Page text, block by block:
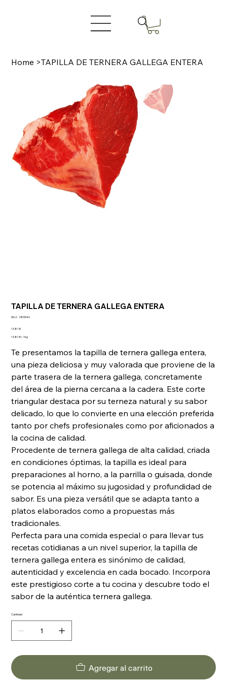
Home >TAPILLA DE TERNERA GALLEGA ENTERA
TAPILLA DE TERNERA GALLEGA ENTERA
SKU: SKU
085540
Precio
13,81 €
13,81 €
Kilogramos
13,81 € / 1kg
Te presentamos la tapilla de ternera gallega entera,
una pieza deliciosa y muy valorada que proviene de la
parte trasera de la ternera gallega, concretamente
del área de la pierna cercana a la cadera. Este corte
triangular destaca por su terneza natural y su sabor
delicado, lo que lo convierte en una elección preferida
tanto por chefs profesionales como por aficionados a
la cocina de calidad.
Procedente de ternera gallega de alta calidad, criada
en condiciones óptimas, la tapilla es ideal para
preparaciones al horno, a la parrilla o guisada, donde
se potencia al máximo su jugosidad y profundidad de
sabor. Es una pieza versátil que se adapta tanto a
platos elaborados como a propuestas más
tradicionales.
Perfecta para una comida especial o para llevar tus
recetas cotidianas a un nivel superior, la tapilla de
ternera gallega entera es sinónimo de calidad,
autenticidad y excelencia en cada bocado. Incorpora
este prestigioso corte a tu cocina y descubre todo el
sabor de la auténtica ternera gallega.
Cantidad
Agregar al carrito